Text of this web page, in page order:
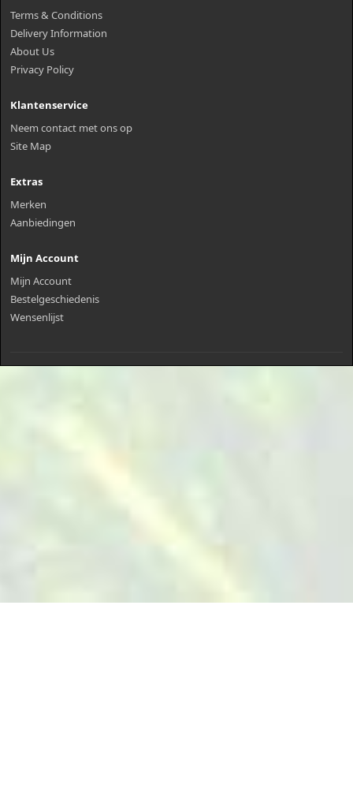
Terms & Conditions
Delivery Information
About Us
Privacy Policy
Klantenservice
Neem contact met ons op
Site Map
Extras
Merken
Aanbiedingen
Mijn Account
Mijn Account
Bestelgeschiedenis
Wensenlijst